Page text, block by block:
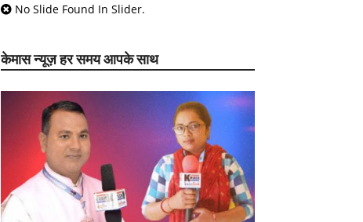
No Slide Found In Slider.
केमास न्यूज़ हर समय आपके साथ